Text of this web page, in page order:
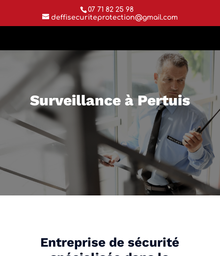
07 71 82 25 98
deffisecuriteprotection@gmail.com
Surveillance à Pertuis
Entreprise de sécurité